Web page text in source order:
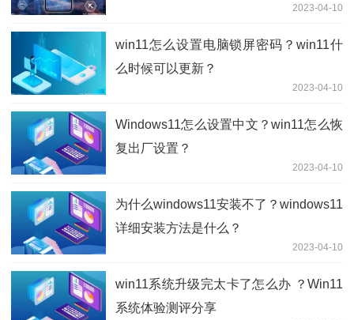
2023-04-10
win11怎么设置电脑锁屏密码？win11什
么时候可以更新？
2023-04-10
Windows11怎么设置中文？win11怎么恢
复出厂设置？
2023-04-10
为什么windows11安装不了？windows11
详细安装方法是什么？
2023-04-10
win11系统升级完太卡了怎么办 ？Win11
系统体验测评分享